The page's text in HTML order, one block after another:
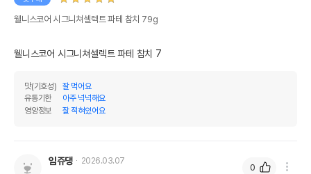
웰니스코어 시그니쳐셀렉트 파테 참치 79g
웰니스코어 시그니쳐셀렉트 파테 참치 7
맛(기호성)
잘 먹어요
유통기한
아주 넉넉해요
영양정보
잘 적혀있어요
임쥬댕 2026.03.07
0